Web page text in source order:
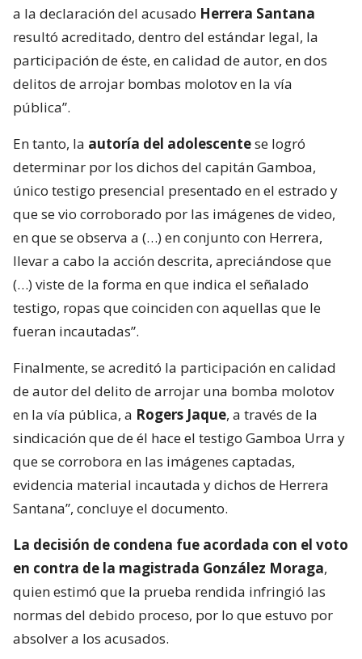
a la declaración del acusado Herrera Santana
resultó acreditado, dentro del estándar legal, la
participación de éste, en calidad de autor, en dos
delitos de arrojar bombas molotov en la vía
pública”.
En tanto, la autoría del adolescentese logró
determinar por los dichos del capitán Gamboa,
único testigo presencial presentado en el estrado y
que se vio corroborado por las imágenes de video,
en que se observa a (…) en conjunto con Herrera,
llevar a cabo la acción descrita, apreciándose que
(…) viste de la forma en que indica el señalado
testigo, ropas que coinciden con aquellas que le
fueran incautadas”.
Finalmente, se acreditó la participación en calidad
de autor del delito de arrojar una bomba molotov
en la vía pública, a Rogers Jaque, a través de la
sindicación que de él hace el testigo Gamboa Urra y
que se corrobora en las imágenes captadas,
evidencia material incautada y dichos de Herrera
Santana”, concluye el documento.
La decisión de condena fue acordada con el voto
en contra de la magistrada González Moraga,
quien estimó que la prueba rendida infringió las
normas del debido proceso, por lo que estuvo por
absolver a los acusados.